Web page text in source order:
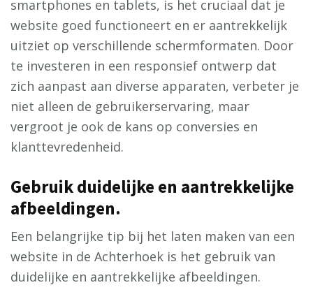
smartphones en tablets, is het cruciaal dat je
website goed functioneert en er aantrekkelijk
uitziet op verschillende schermformaten. Door
te investeren in een responsief ontwerp dat
zich aanpast aan diverse apparaten, verbeter je
niet alleen de gebruikerservaring, maar
vergroot je ook de kans op conversies en
klanttevredenheid.
Gebruik duidelijke en aantrekkelijke
afbeeldingen.
Een belangrijke tip bij het laten maken van een
website in de Achterhoek is het gebruik van
duidelijke en aantrekkelijke afbeeldingen.